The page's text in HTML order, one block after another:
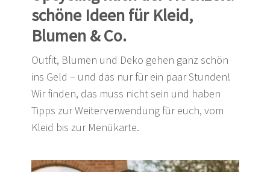
schöne Ideen für Kleid,
Blumen & Co.
Outfit, Blumen und Deko gehen ganz schön
ins Geld – und das nur für ein paar Stunden!
Wir finden, das muss nicht sein und haben
Tipps zur Weiterverwendung für euch, vom
Kleid bis zur Menükarte.